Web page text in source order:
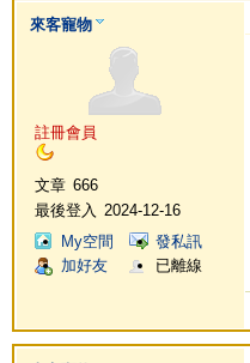
來客寵物
註冊會員
文章 666
最後登入
2024-12-16
My空間
發私訊
加好友
已離線